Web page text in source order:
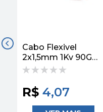
Cabo Flexivel
2x1,5mm 1Kv 90G
Hepr Preto Corfio
R$ 4,07